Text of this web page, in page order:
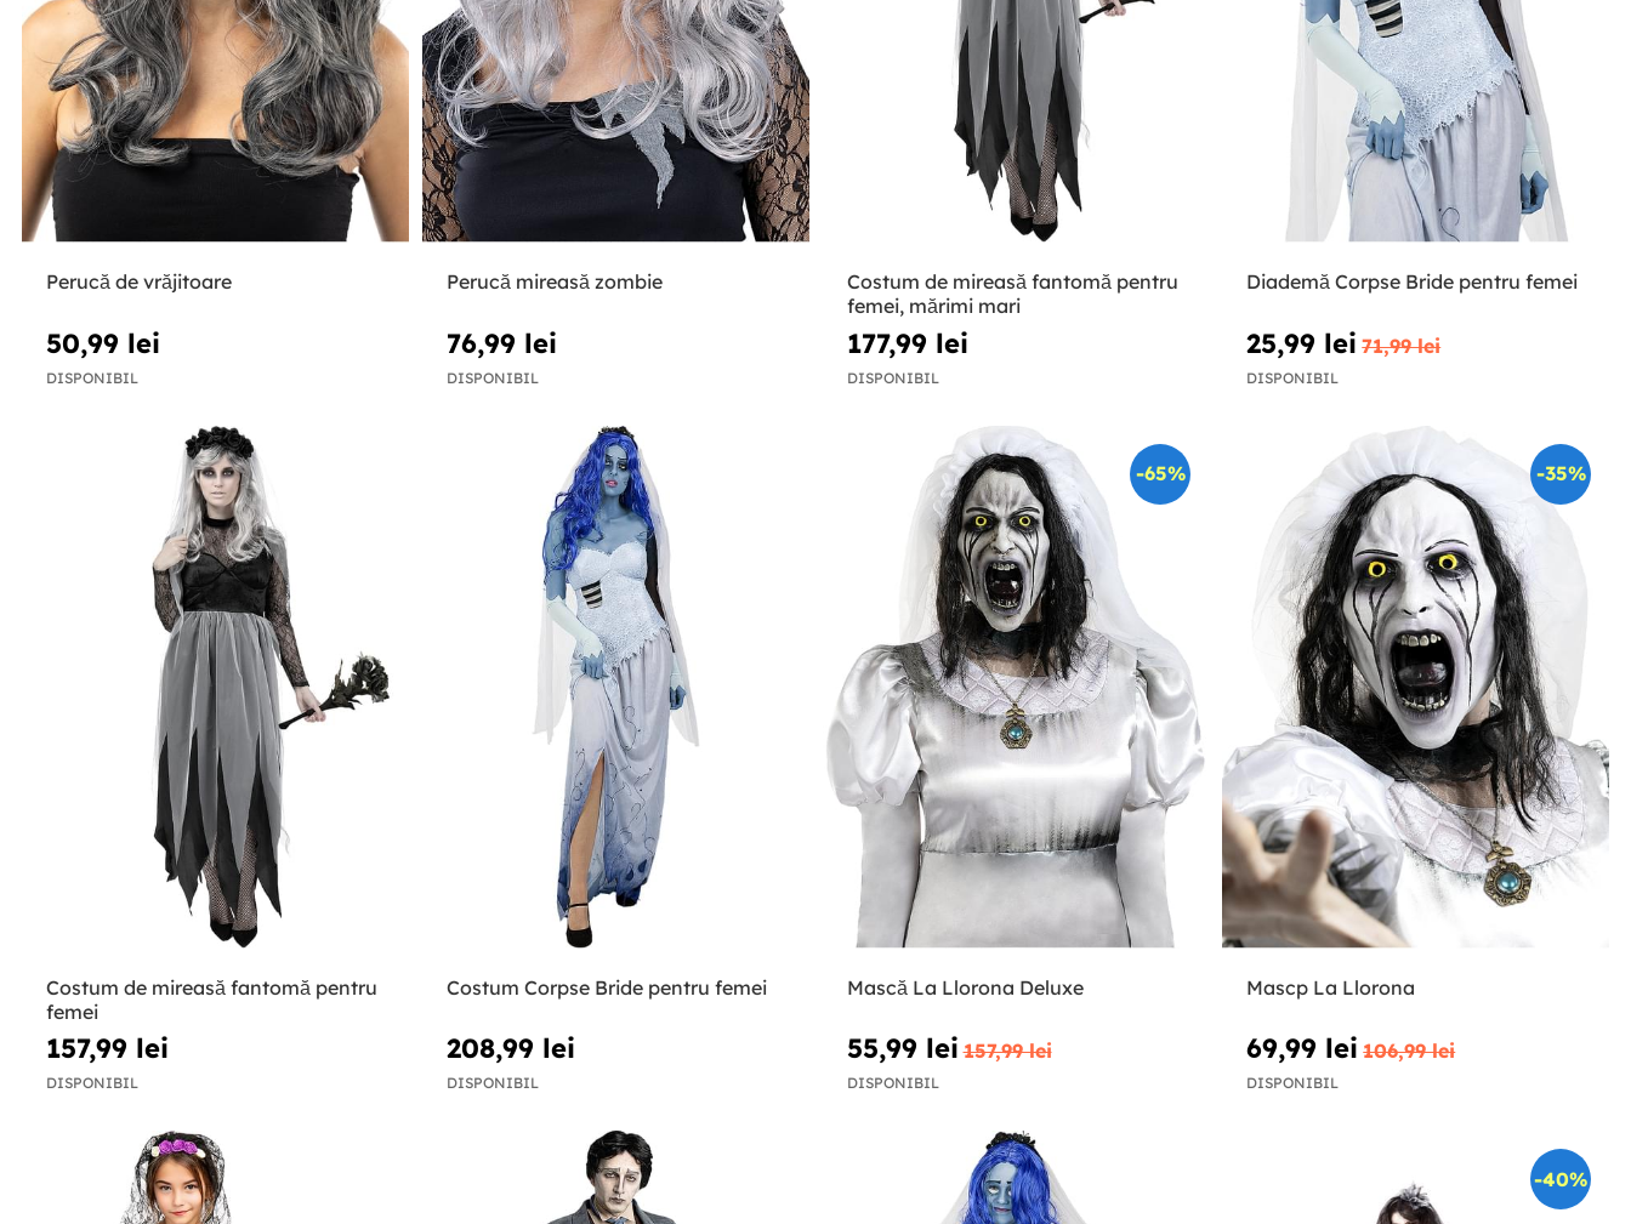
Perucă de vrăjitoare
50,99 lei
DISPONIBIL
Perucă mireasă zombie
76,99 lei
DISPONIBIL
Costum de mireasă fantomă pentru
femei, mărimi mari
177,99 lei
DISPONIBIL
Diademă Corpse Bride pentru femei
25,99 lei 71,99 lei
DISPONIBIL
Costum de mireasă fantomă pentru
femei
157,99 lei
DISPONIBIL
Costum Corpse Bride pentru femei
208,99 lei
DISPONIBIL
-65%
Mască La Llorona Deluxe
55,99 lei 157,99 lei
DISPONIBIL
-35%
Mascp La Llorona
69,99 lei 106,99 lei
DISPONIBIL
-40%